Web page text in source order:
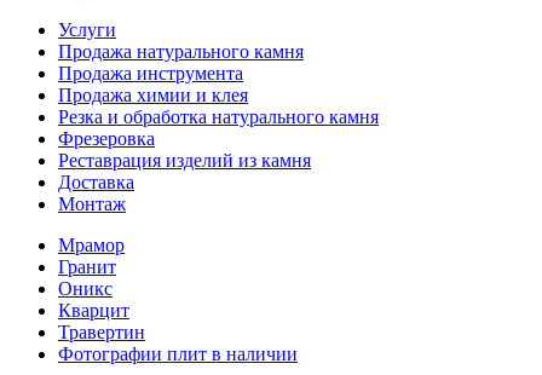
Услуги
Продажа натурального камня
Продажа инструмента
Продажа химии и клея
Резка и обработка натурального камня
Фрезеровка
Реставрация изделий из камня
Доставка
Монтаж
Мрамор
Гранит
Оникс
Кварцит
Травертин
Фотографии плит в наличии